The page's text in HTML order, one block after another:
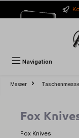
Navigation
Messer
Fox
Fox Knives